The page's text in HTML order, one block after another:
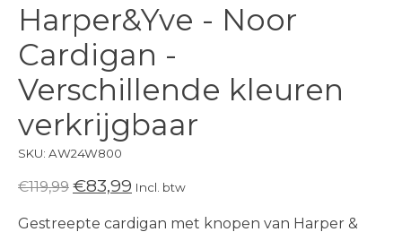
Harper&Yve - Noor
Cardigan -
Verschillende kleuren
verkrijgbaar
SKU: AW24W800
€119,99 €83,99 Incl. btw
Gestreepte cardigan met knopen van Harper &